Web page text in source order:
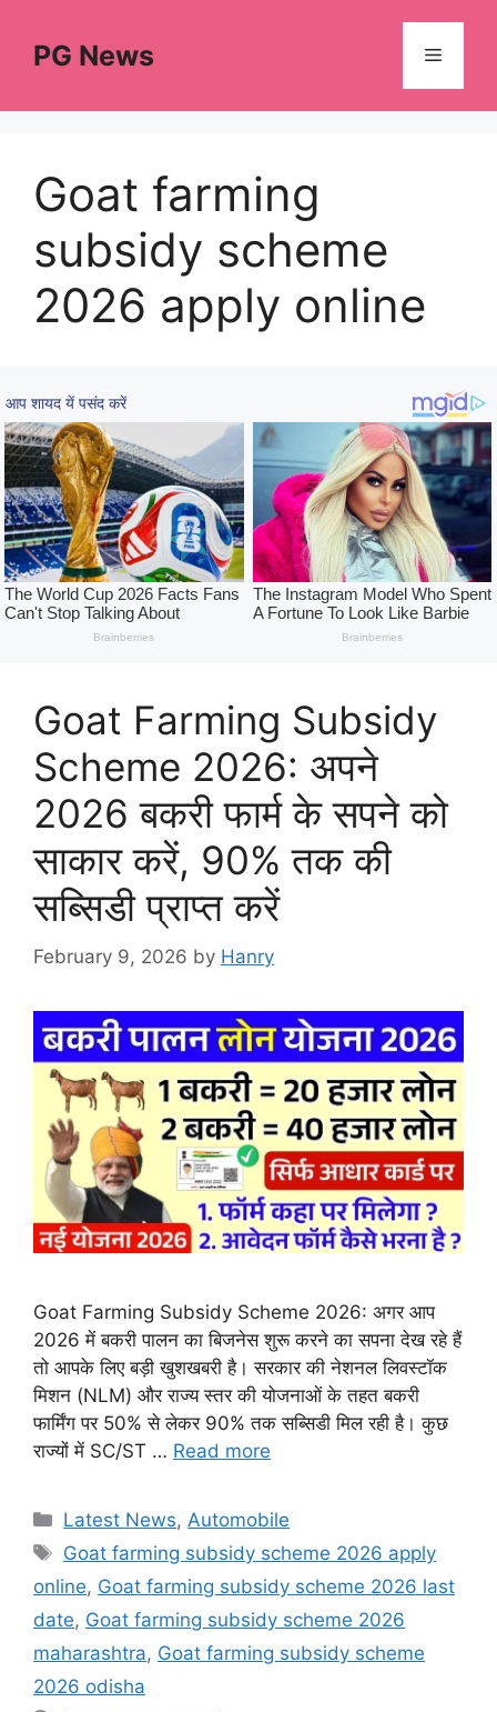
contentPG News Menu
Goat farming
subsidy scheme
2026 apply online
Goat Farming Subsidy
Scheme 2026: अपने
2026 बकरी फार्म के सपने को
साकार करें, 90% तक की
सब्सिडी प्राप्त करें
February 9, 2026 by Hanry
Goat Farming Subsidy Scheme 2026: अगर आप
2026 में बकरी पालन का बिजनेस शुरू करने का सपना देख रहे हैं
तो आपके लिए बड़ी खुशखबरी है। सरकार की नेशनल लिवस्टॉक
मिशन (NLM) और राज्य स्तर की योजनाओं के तहत बकरी
फार्मिंग पर 50% से लेकर 90% तक सब्सिडी मिल रही है। कुछ
राज्यों में SC/ST … Read more
Categories
Latest News,Automobile
Tags
Goat farming subsidy scheme 2026 apply
online, Goat farming subsidy scheme 2026 last
date, Goat farming subsidy scheme 2026
maharashtra, Goat farming subsidy scheme
2026 odisha